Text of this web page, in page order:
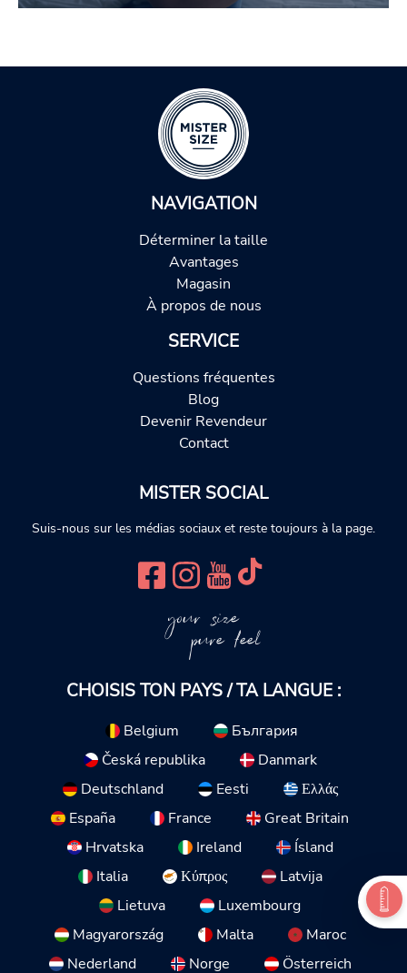
NAVIGATION
Déterminer la taille
Avantages
Magasin
À propos de nous
SERVICE
Questions fréquentes
Blog
Devenir Revendeur
Contact
MISTER SOCIAL
Suis-nous sur les médias sociaux et reste toujours à la page.
your size
pure feel
CHOISIS TON PAYS / TA LANGUE :
Belgium
България
Česká republika
Danmark
Deutschland
Eesti
Ελλάς
España
France
Great Britain
Hrvatska
Ireland
Ísland
Italia
Κύπρος
Latvija
Lietuva
Luxembourg
Magyarország
Malta
Maroc
Nederland
Norge Österreich